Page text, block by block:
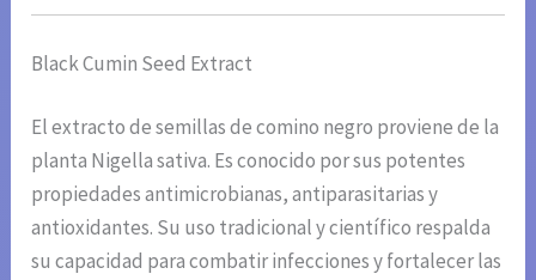
Black Cumin Seed Extract
El extracto de semillas de comino negro proviene de la
planta Nigella sativa. Es conocido por sus potentes
propiedades antimicrobianas, antiparasitarias y
antioxidantes. Su uso tradicional y científico respalda
su capacidad para combatir infecciones y fortalecer las